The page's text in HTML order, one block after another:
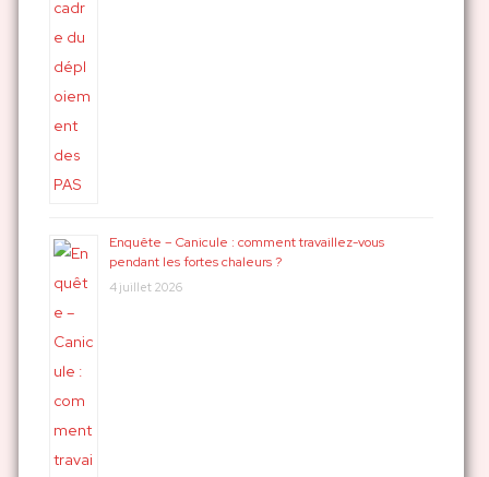
Enquête – Canicule : comment travaillez-vous
pendant les fortes chaleurs ?
4 juillet 2026